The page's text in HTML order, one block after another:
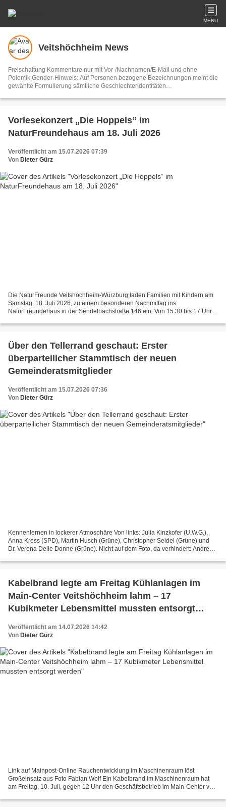
MENU
Veitshöchheim News
Freischaltung Kommentare nur mit Vor-/Nachnamen/E-Mail und ohne
Polemik Gender-Hinweis: Auf Personen bezogene Bezeichnungen meint die
gewählte Formulierung sämtliche Geschlechteridentitäten
GVO ist ausschließlich Sache der Overblog-Hosting-Plattform. Ihre E-Mail-
Vorlesekonzert „Die Hoppels“ im
NaturFreundehaus am 18. Juli 2026
Veröffentlicht am 15.07.2026 07:39
Von Dieter Gürz
Die NaturFreunde Veitshöchheim-Würzburg laden Familien mit Kindern am
Samstag, 18. Juli 2026, zu einem besonderen Nachmittag ins
NaturFreundehaus in der Sendelbachstraße 146 ein. Von 15.30 bis 17 Uhr
Über den Tellerrand geschaut: Erster
überparteilicher Stammtisch der neuen
Gemeinderatsmitglieder
Veröffentlicht am 15.07.2026 07:36
Von Dieter Gürz
Kennenlernen in lockerer Atmosphäre Von links: Julia Kinzkofer (U.W.G.),
Anna Kress (SPD), Martin Husch (Grüne), Christopher Seidel (Grüne) und
Dr. Verena Delle Donne (Grüne). Nicht auf dem Foto, da verhindert: Andreas
Kabelbrand legte am Freitag Kühlanlagen im
Main-Center Veitshöchheim lahm – 17
Kubikmeter Lebensmittel mussten entsorgt
Veröffentlicht am 14.07.2026 14:42
Von Dieter Gürz
Link auf Mainpost-Online Rauchentwicklung im Maschinenraum löst
Großeinsatz aus Foto Fabian Wolf Ein Kabelbrand im Maschinenraum hat
am Freitag, 10. Juli, gegen 12 Uhr den Geschäftsbetrieb im Main-Center von